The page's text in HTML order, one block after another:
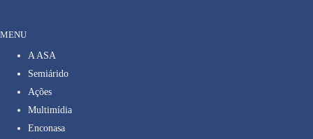
MENU
A ASA
Semiárido
Ações
Multimídia
Enconasa